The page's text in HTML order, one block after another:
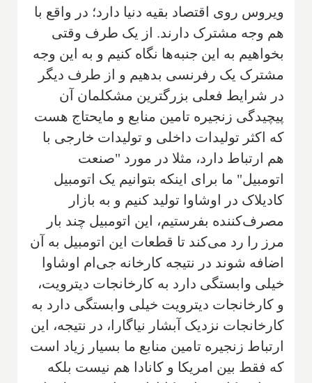
ویروس روی اقتصاد بقیه دنیا دارد؛ در واقع با
هم وجه مشترک دارند. از یک طرف وقتی
بخواهیم به این جنبه‌ها نگاه کنیم و به این وجه
مشترک یک رفرنسی بدهیم و از ‌‌طرف دیگر
در شرایط فعلی بزرگترین مشکلمان آن
پیچیدگی زنجیره تامین منابع و مایحتاج هست
که اکثر تولیدات داخلی و تولیدات خارجی با
هم ارتباط دارد، مثلا در مورد‌ "صنعت
اتومبیل" ما برای اینکه بتوانیم یک اتومبیل
کادیلاک در اوشاوا تولید کنیم و به بازار
مصرف‌کننده بفرستیم، این اتومبیل چند بار
مرز را رد می‌کند تا قطعات این اتومبیل به آن
اضافه شوند در نتیجه کارخانه جی‌ام اوشاوا
خیلی وابستگی دارد به کارخانجات دیترویت،
و کارخانجات دیترویت خیلی وابستگی دارد به
کارخانجات نزدیک آبشار نیاگارا، در نتیجه، این
ارتباط زنجیره تامین منابع ما بسیار زیاد است
که فقط بین امریکا و کانادا هم نیست بلکه